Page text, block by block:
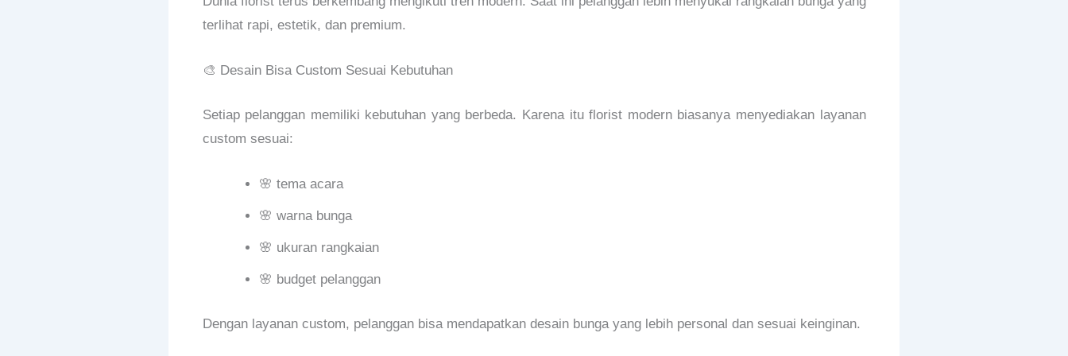
terlihat rapi, estetik, dan premium.
🎨 Desain Bisa Custom Sesuai Kebutuhan
Setiap pelanggan memiliki kebutuhan yang berbeda. Karena itu florist modern biasanya menyediakan layanan
custom sesuai:
🌸 tema acara
🌸 warna bunga
🌸 ukuran rangkaian
🌸 budget pelanggan
Dengan layanan custom, pelanggan bisa mendapatkan desain bunga yang lebih personal dan sesuai keinginan.